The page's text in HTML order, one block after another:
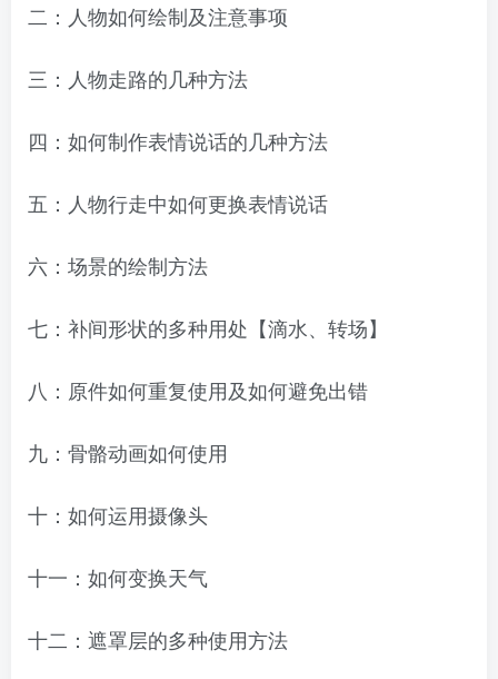
二：人物如何绘制及注意事项
三：人物走路的几种方法
四：如何制作表情说话的几种方法
五：人物行走中如何更换表情说话
六：场景的绘制方法
七：补间形状的多种用处【滴水、转场】
八：原件如何重复使用及如何避免出错
九：骨骼动画如何使用
十：如何运用摄像头
十一：如何变换天气
十二：遮罩层的多种使用方法